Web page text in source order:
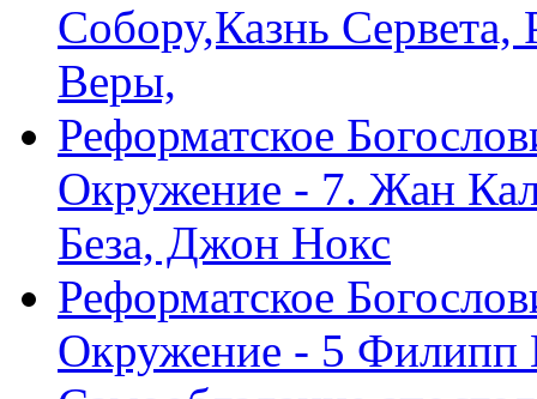
Собору,Казнь Сервета,
Веры,
Реформатское
Окружение - 7. Жан
Беза, Джон Нокс
Реформатское
Окружение - 5 Филипп